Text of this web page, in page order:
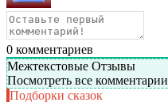
0 комментариев
Межтекстовые Отзывы
Посмотреть все комментарии
Подборки сказок